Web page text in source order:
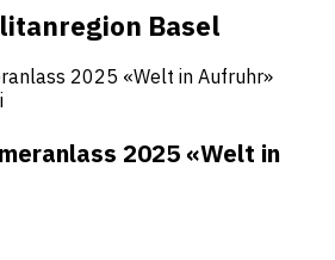
Basel
2025 «Welt in